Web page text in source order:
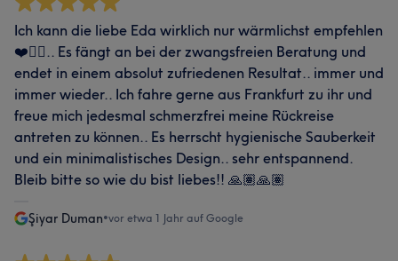
Ich kann die liebe Eda wirklich nur wärmlichst empfehlen
❤️👍🏽.. Es fängt an bei der zwangsfreien Beratung und
endet in einem absolut zufriedenen Resultat.. immer und
immer wieder.. Ich fahre gerne aus Frankfurt zu ihr und
freue mich jedesmal schmerzfrei meine Rückreise
antreten zu können.. Es herrscht hygienische Sauberkeit
und ein minimalistisches Design.. sehr entspannend.
Bleib bitte so wie du bist liebes!! 🙏🏽🙏🏽
Şiyar Duman•vor etwa 1 Jahr auf Google